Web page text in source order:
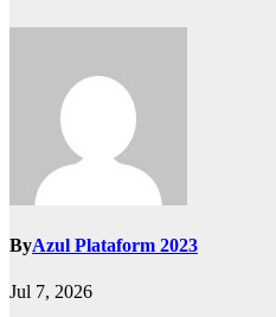
ByAzul Plataform 2023
Jul 7, 2026